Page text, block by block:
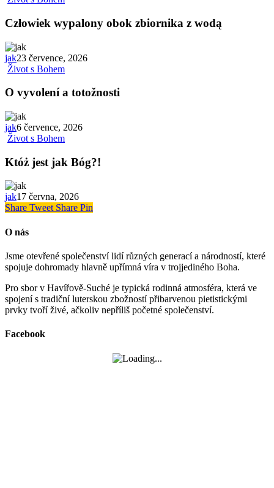
Człowiek wypalony obok zbiornika z wodą
jak23 července, 2026
Život s Bohem
O vyvolení a totožnosti
jak6 července, 2026
Život s Bohem
Któż jest jak Bóg?!
jak17 června, 2026
Share Tweet Share Pin
O nás
Jsme otevřené společenství lidí různých generací a národností, které
spojuje dohromady hlavně upřímná víra v trojjediného Boha.
Pro sbor v Havířově-Suché je typická rodinná atmosféra, která ve
spojení s tradiční luterskou zbožností přibarvenou pietistickými
prvky tvoří živé, ačkoliv nepříliš početné společenství.
Facebook